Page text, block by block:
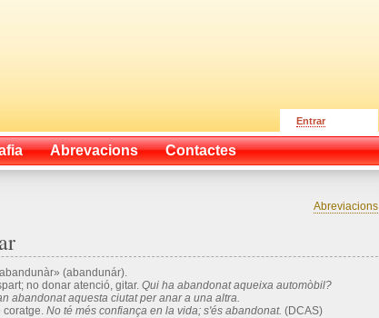
Entrar
Abrevacions Contactes
Abreviacions
(abandunár).
no donar atenció, gitar. Qui ha abandonat aqueixa automò­bil?
abandonat aquesta ciutat per anar a una altra.
coratge. No té més confiança en la vida; s'és abandonat. (DCAS)